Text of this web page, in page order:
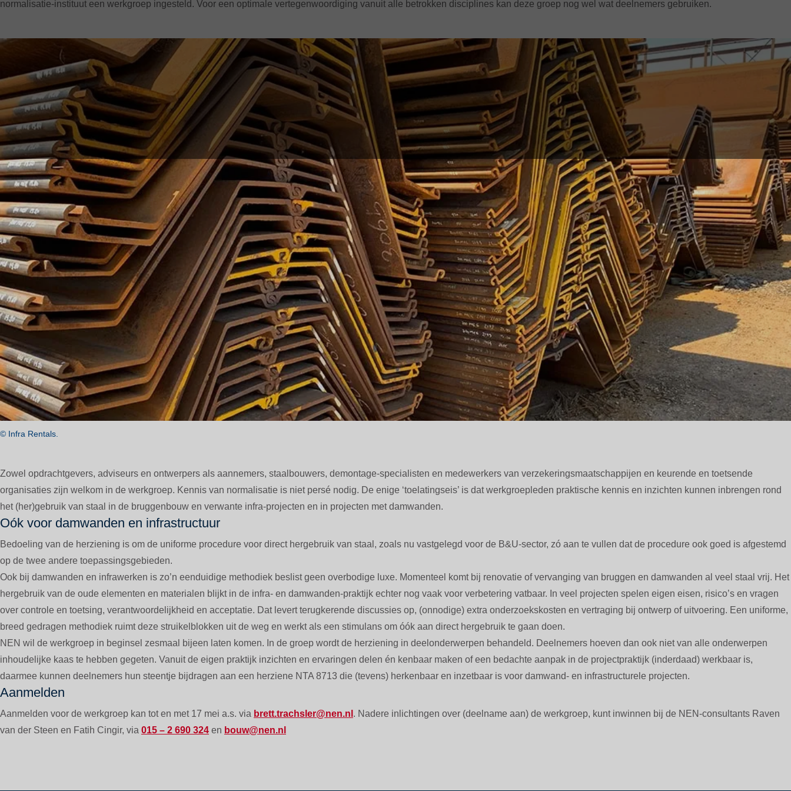
normalisatie-instituut een werkgroep ingesteld. Voor een optimale vertegenwoordiging vanuit alle betrokken disciplines kan deze groep nog wel wat deelnemers gebruiken.
© Infra Rentals.
Zowel opdrachtgevers, adviseurs en ontwerpers als aannemers, staalbouwers, demontage-specialisten en medewerkers van verzekeringsmaatschappijen en keurende en toetsende
organisaties zijn welkom in de werkgroep. Kennis van normalisatie is niet persé nodig. De enige ‘toelatingseis’ is dat werkgroepleden praktische kennis en inzichten kunnen inbrengen rond
het (her)gebruik van staal in de bruggenbouw en verwante infra-projecten en in projecten met damwanden.
Oók voor damwanden en infrastructuur
Bedoeling van de herziening is om de uniforme procedure voor direct hergebruik van staal, zoals nu vastgelegd voor de B&U-sector, zó aan te vullen dat de procedure ook goed is afgestemd
op de twee andere toepassingsgebieden.
Ook bij damwanden en infrawerken is zo’n eenduidige methodiek beslist geen overbodige luxe. Momenteel komt bij renovatie of vervanging van bruggen en damwanden al veel staal vrij. Het
hergebruik van de oude elementen en materialen blijkt in de infra- en damwanden-praktijk echter nog vaak voor verbetering vatbaar. In veel projecten spelen eigen eisen, risico’s en vragen
over controle en toetsing, verantwoordelijkheid en acceptatie. Dat levert terugkerende discussies op, (onnodige) extra onderzoekskosten en vertraging bij ontwerp of uitvoering. Een uniforme,
breed gedragen methodiek ruimt deze struikelblokken uit de weg en werkt als een stimulans om óók aan direct hergebruik te gaan doen.
NEN wil de werkgroep in beginsel zesmaal bijeen laten komen. In de groep wordt de herziening in deelonderwerpen behandeld. Deelnemers hoeven dan ook niet van alle onderwerpen
inhoudelijke kaas te hebben gegeten. Vanuit de eigen praktijk inzichten en ervaringen delen én kenbaar maken of een bedachte aanpak in de projectpraktijk (inderdaad) werkbaar is,
daarmee kunnen deelnemers hun steentje bijdragen aan een herziene NTA 8713 die (tevens) herkenbaar en inzetbaar is voor damwand- en infrastructurele projecten.
Aanmelden
Aanmelden voor de werkgroep kan tot en met 17 mei a.s. via brett.trachsler@nen.nl . Nadere inlichtingen over (deelname aan) de werkgroep, kunt inwinnen bij de NEN-consultants Raven
van der Steen en Fatih Cingir, via 015 – 2 690 324 en bouw@nen.nl